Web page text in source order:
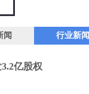
闻 行业新闻
亿股权